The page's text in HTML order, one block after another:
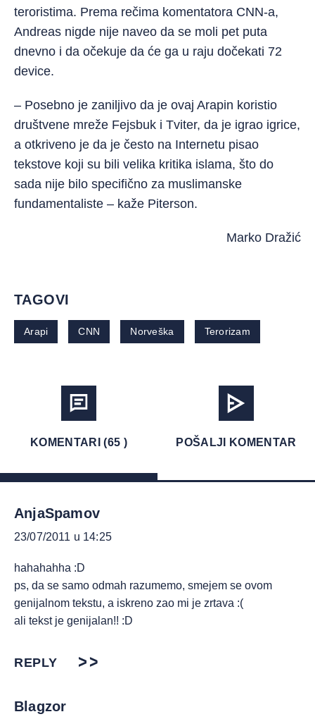
teroristima. Prema rečima komentatora CNN-a,
Andreas nigde nije naveo da se moli pet puta
dnevno i da očekuje da će ga u raju dočekati 72
device.
– Posebno je zaniljivo da je ovaj Arapin koristio
društvene mreže Fejsbuk i Tviter, da je igrao igrice,
a otkriveno je da je često na Internetu pisao
tekstove koji su bili velika kritika islama, što do
sada nije bilo specifično za muslimanske
fundamentaliste – kaže Piterson.
Marko Dražić
TAGOVI
Arapi CNN Norveška Terorizam
KOMENTARI (65 ) POŠALJI KOMENTAR
AnjaSpamov
23/07/2011 u 14:25
hahahahha :D
ps, da se samo odmah razumemo, smejem se ovom
genijalnom tekstu, a iskreno zao mi je zrtava :(
ali tekst je genijalan!! :D
REPLY
Blagzor